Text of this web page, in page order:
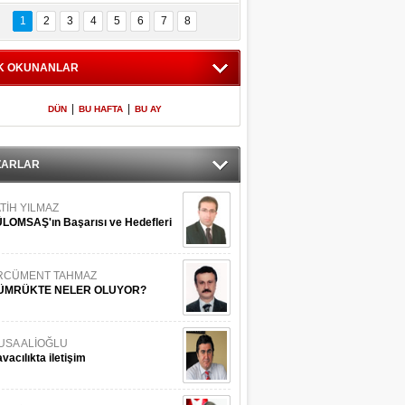
İstanbul
Adaları
600 milletvekilinin
listesi
1 2 3 4 5 6 7 8
OKUNANLAR
DÜN BU HAFTA BU AY
YILMAZ
Başarısı ve Hedefleri
TAHMAZ
NELER OLUYOR?
ALİOĞLU
iletişim